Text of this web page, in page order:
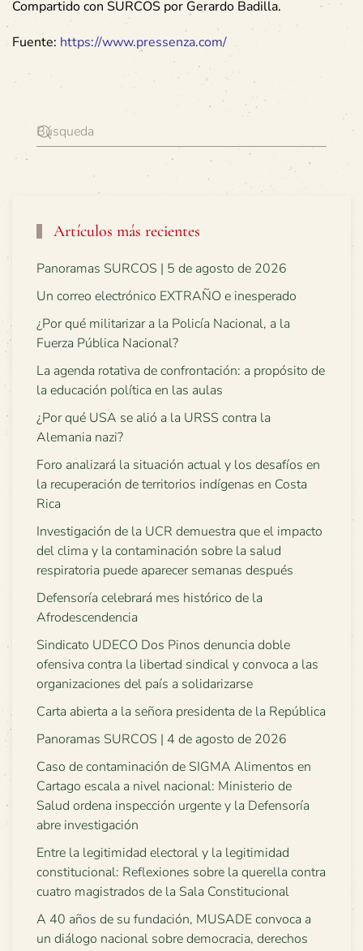
Compartido con SURCOS por Gerardo Badilla.
Fuente: https://www.pressenza.com/
Artículos más recientes
Panoramas SURCOS | 5 de agosto de 2026
Un correo electrónico EXTRAÑO e inesperado
¿Por qué militarizar a la Policía Nacional, a la
Fuerza Pública Nacional?
La agenda rotativa de confrontación: a propósito de
la educación política en las aulas
¿Por qué USA se alió a la URSS contra la
Alemania nazi?
Foro analizará la situación actual y los desafíos en
la recuperación de territorios indígenas en Costa
Rica
Investigación de la UCR demuestra que el impacto
del clima y la contaminación sobre la salud
respiratoria puede aparecer semanas después
Defensoría celebrará mes histórico de la
Afrodescendencia
Sindicato UDECO Dos Pinos denuncia doble
ofensiva contra la libertad sindical y convoca a las
organizaciones del país a solidarizarse
Carta abierta a la señora presidenta de la República
Panoramas SURCOS | 4 de agosto de 2026
Caso de contaminación de SIGMA Alimentos en
Cartago escala a nivel nacional: Ministerio de
Salud ordena inspección urgente y la Defensoría
abre investigación
Entre la legitimidad electoral y la legitimidad
constitucional: Reflexiones sobre la querella contra
cuatro magistrados de la Sala Constitucional
A 40 años de su fundación, MUSADE convoca a
un diálogo nacional sobre democracia, derechos